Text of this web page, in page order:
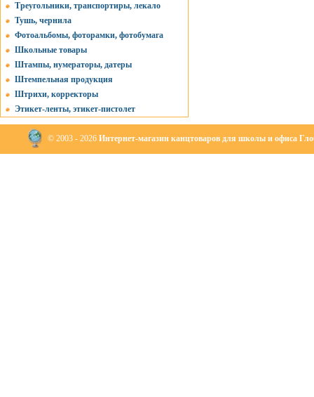
Треугольники, транспортиры, лекало
Тушь, чернила
Фотоальбомы, фоторамки, фотобумага
Школьные товары
Штампы, нумераторы, датеры
Штемпельная продукция
Штрихи, корректоры
Этикет-ленты, этикет-пистолет
© 2003 - 2026 Интернет-магазин канцтоваров для школы и офиса